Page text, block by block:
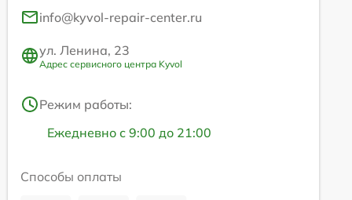
info@kyvol-repair-center.ru
ул. Ленина, 23
Адрес сервисного центра Kyvol
Режим работы:
Ежедневно с 9:00 до 21:00
Способы оплаты